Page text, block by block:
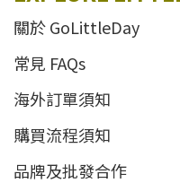
關於 GoLittleDay
常見 FAQs
海外訂單須知
購買流程須知
品牌及批發合作